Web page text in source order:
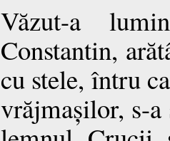
Văzut-a
Constantin,
cu stele, întru
vrăjmașilor, s-a